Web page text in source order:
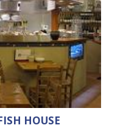
HOUSE